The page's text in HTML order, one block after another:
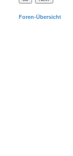
Foren-Übersicht